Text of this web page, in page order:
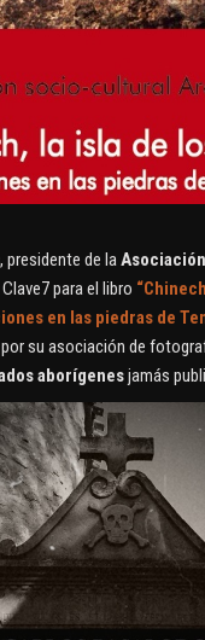
, presidente de la
para el libro
en las piedras de
su asociación de
aborígenesjamás